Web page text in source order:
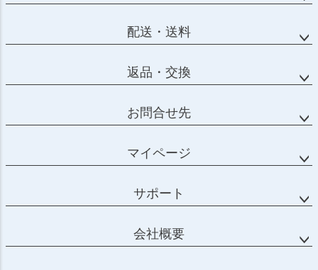
配送・送料
返品・交換
お問合せ先
マイページ
サポート
会社概要